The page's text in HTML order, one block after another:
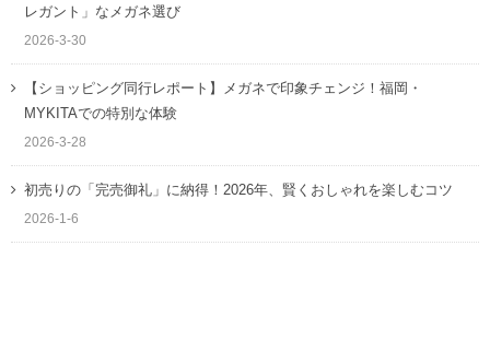
レガント」なメガネ選び
2026-3-30
【ショッピング同行レポート】メガネで印象チェンジ！福岡・
MYKITAでの特別な体験
2026-3-28
初売りの「完売御礼」に納得！2026年、賢くおしゃれを楽しむコツ
2026-1-6